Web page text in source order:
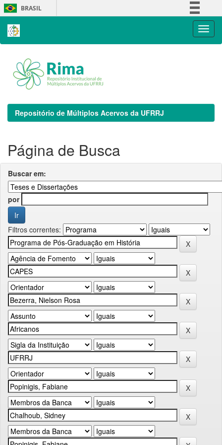
Skip
navigation
BRASIL
Repositório de Múltiplos Acervos da UFRRJ
Página de Busca
Buscar em:
por
Filtros correntes: